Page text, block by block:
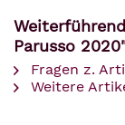
Parusso
Fragen z.
Weitere